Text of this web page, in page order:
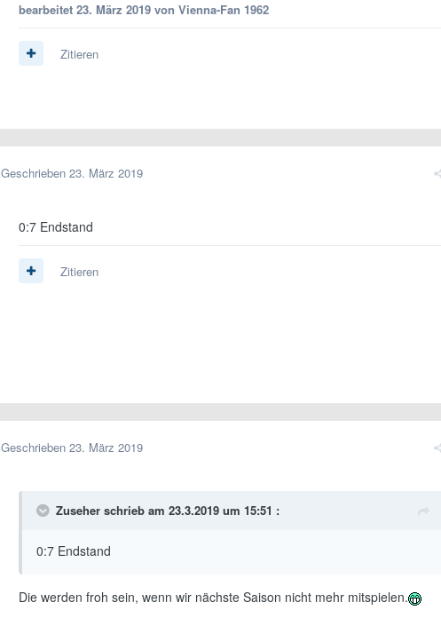
bearbeitet 23. März 2019 von Vienna-Fan 1962
Zitieren
Geschrieben 23. März 2019
0:7 Endstand
Zitieren
Geschrieben 23. März 2019
Zuseher schrieb am 23.3.2019 um 15:51 :
0:7 Endstand
Die werden froh sein, wenn wir nächste Saison nicht mehr mitspielen.